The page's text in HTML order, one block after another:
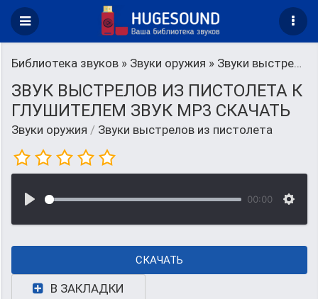
Библиотека звуков » Звуки оружия » Звуки выстрелов из пистолета
ЗВУК ВЫСТРЕЛОВ ИЗ ПИСТОЛЕТА К
ГЛУШИТЕЛЕМ ЗВУК MP3 СКАЧАТЬ
Звуки оружия / Звуки выстрелов из пистолета
00:00
СКАЧАТЬ
В ЗАКЛАДКИ